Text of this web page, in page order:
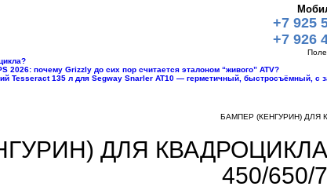
+7 925
+7 926
2026: почему Grizzly до сих пор считается эталоном “живого” ATV?
Tesseract 135 л для Segway Snarler AT10 — герметичный, быстросъёмный, с
БАМПЕР (КЕНГУРИН) ДЛЯ
ДЛЯ КВАДРОЦИКЛА
450/650/